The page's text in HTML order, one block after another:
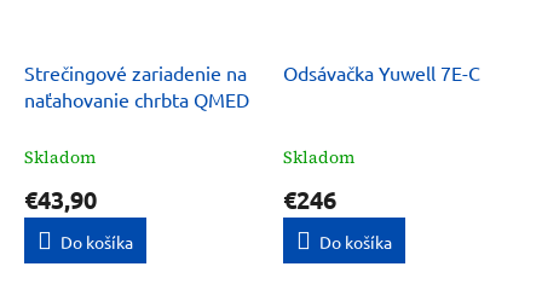
Strečingové zariadenie na
naťahovanie chrbta QMED
Skladom
€43,90
Do košíka
Odsávačka Yuwell 7E-C
Skladom
€246
Do košíka